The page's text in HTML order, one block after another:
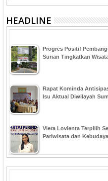
HEADLINE
Progres Positif
Surian Tingkatkan
Rapat Kominda
Isu Aktual Diwilayah
Viera Lovienta Terpilih
Pariwisata dan